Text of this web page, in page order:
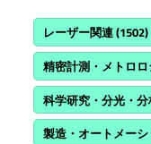
レーザー関連(1502)
精密計測・メトロ
科学研究・分光・
製造・オートメー